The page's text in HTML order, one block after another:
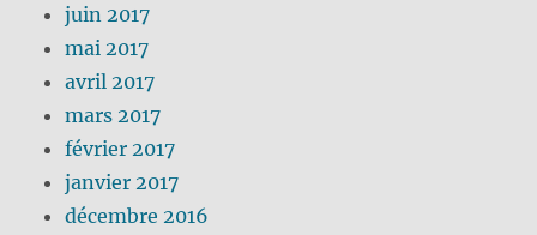
juin 2017
mai 2017
avril 2017
mars 2017
février 2017
janvier 2017
décembre 2016